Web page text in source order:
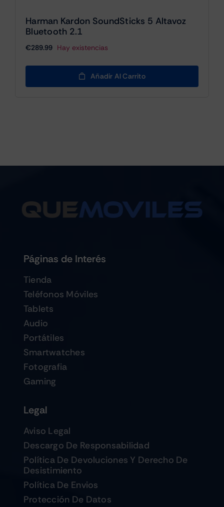
Harman Kardon SoundSticks 5 Altavoz
Bluetooth 2.1
€289.99 Hay existencias
Añadir Al Carrito
Páginas de Interés
Tienda
Teléfonos Móviles
Tablets
Audio
Portátiles
Smartwatches
Fotografia
Gaming
Legal
Aviso Legal
Descargo De Responsabilidad
Política De Devoluciones Y Derecho De
Desistimiento
Política De Envios
Protección De Datos